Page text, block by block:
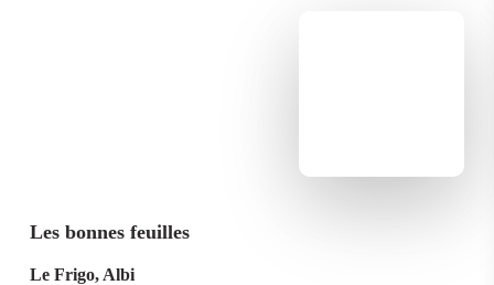
Les bonnes feuilles
Le Frigo, Albi